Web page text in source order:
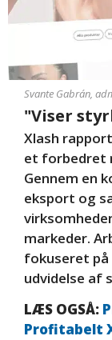
Svante Gabrán,
"Viser
Xlash
et forbedret
Gennem en
eksport og
markeder.
fokuseret på
udvidelse af
LÆS OGSÅ:
Profitabelt